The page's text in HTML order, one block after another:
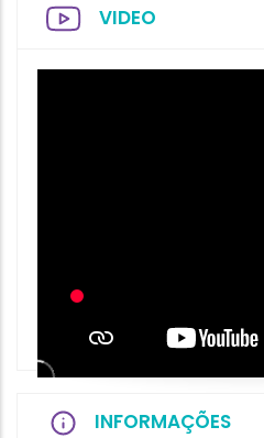
VIDEO
INFORMAÇÕES